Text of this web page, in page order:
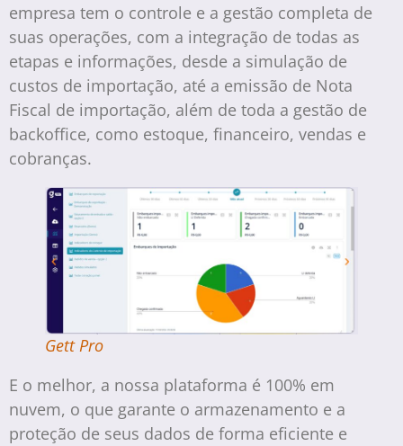
empresa tem o controle e a gestão completa de
suas operações, com a integração de todas as
etapas e informações, desde a simulação de
custos de importação, até a emissão de Nota
Fiscal de importação, além de toda a gestão de
backoffice, como estoque, financeiro, vendas e
cobranças.
Gett Pro
E o melhor, a nossa plataforma é 100% em
nuvem, o que garante o armazenamento e a
proteção de seus dados de forma eficiente e